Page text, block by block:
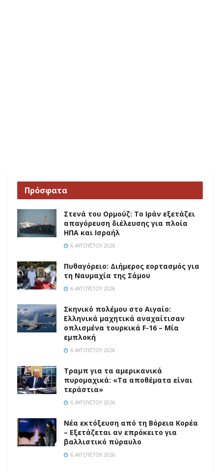
Πρόσφατα
Στενά του Ορμούζ: Το Ιράν εξετάζει
απαγόρευση διέλευσης για πλοία
ΗΠΑ και Ισραήλ
6 ΑΥΓΟΎΣΤΟΥ 2026
Πυθαγόρειο: Διήμερος εορτασμός για
τη Ναυμαχία της Σάμου
6 ΑΥΓΟΎΣΤΟΥ 2026
Σκηνικό πολέμου στο Αιγαίο:
Ελληνικά μαχητικά αναχαίτισαν
οπλισμένα τουρκικά F-16 – Μία
εμπλοκή
6 ΑΥΓΟΎΣΤΟΥ 2026
Τραμπ για τα αμερικανικά
πυρομαχικά: «Τα αποθέματα είναι
τεράστια»
6 ΑΥΓΟΎΣΤΟΥ 2026
Νέα εκτόξευση από τη Βόρεια Κορέα
– Εξετάζεται αν επρόκειτο για
βαλλιστικό πύραυλο
6 ΑΥΓΟΎΣΤΟΥ 2026